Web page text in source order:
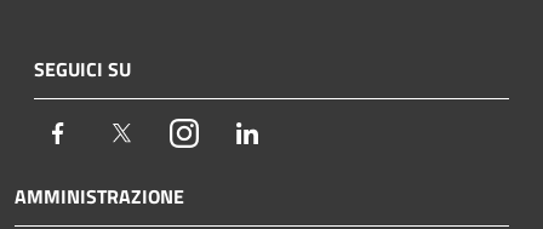
SEGUICI SU
Facebook TwitterInstagram
AMMINISTRAZIONE